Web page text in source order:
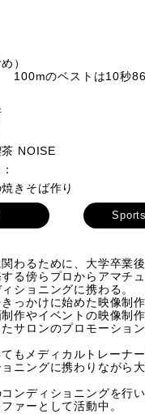
）
トは10秒86
NOISE
きそば作り
わるために、大学卒業
る傍らプロからアマチ
ショニングに携わる。
っかけに始めた映像制
作やイベントの映像制
サロンのプロモーショ
もメディカルトレーナ
ニングに携わりながら
ンディショニングを行
ァーとして活動中。